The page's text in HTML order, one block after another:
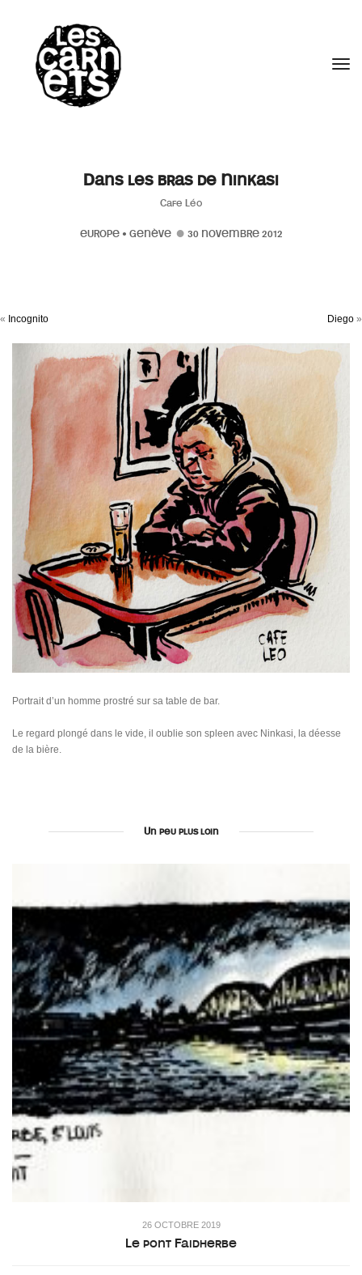
Dans les bras de Ninkasi
Cafe Léo
EUROPE• GENÈVE 30 NOVEMBRE 2012
« Incognito Diego »
Portrait d’un homme prostré sur sa table de bar.
Le regard plongé dans le vide, il oublie son spleen avec Ninkasi, la déesse
de la bière.
Un peu plus loin
26 OCTOBRE 2019
Le pont Faidherbe